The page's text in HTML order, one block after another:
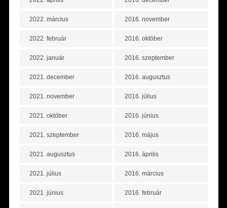
2022. március
2022. február
2022. január
2021. december
2021. november
2021. október
2021. szeptember
2021. augusztus
2021. július
2021. június
2016. november
2016. október
2016. szeptember
2016. augusztus
2016. július
2016. június
2016. május
2016. április
2016. március
2016. február